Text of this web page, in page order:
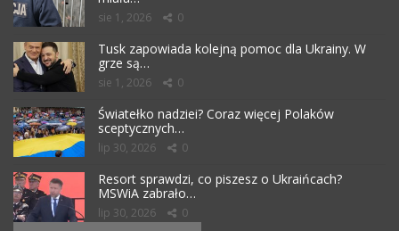
sie 1, 2026 0
Tusk zapowiada kolejną pomoc dla Ukrainy. W
grze są…
sie 1, 2026 0
Światełko nadziei? Coraz więcej Polaków
sceptycznych…
lip 30, 2026 0
Resort sprawdzi, co piszesz o Ukraińcach?
MSWiA zabrało…
lip 30, 2026 0